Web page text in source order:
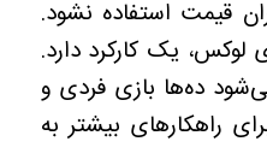
قیمت استفاده نشود.
لوکس، یک کارکرد دارد.
ده‌ها بازی فردی و
راهکارهای بیشتر به